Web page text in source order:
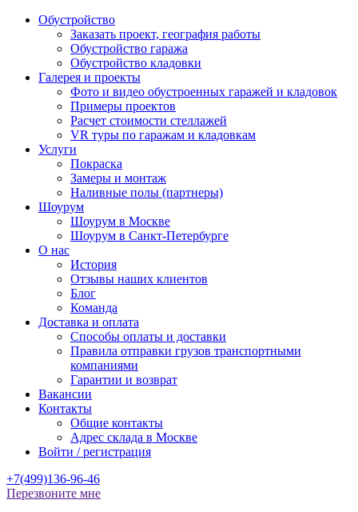
Обустройство
Заказать проект, география работы
Обустройство гаража
Обустройство кладовки
Галерея и проекты
Фото и видео обустроенных гаражей и кладовок
Примеры проектов
Расчет стоимости стеллажей
VR туры по гаражам и кладовкам
Услуги
Покраска
Замеры и монтаж
Наливные полы (партнеры)
Шоурум
Шоурум в Москве
Шоурум в Санкт-Петербурге
О нас
История
Отзывы наших клиентов
Блог
Команда
Доставка и оплата
Способы оплаты и доставки
Правила отправки грузов транспортными
компаниями
Гарантии и возврат
Вакансии
Контакты
Общие контакты
Адрес склада в Москве
Войти / регистрация
+7(499)136-96-46
Перезвоните мне